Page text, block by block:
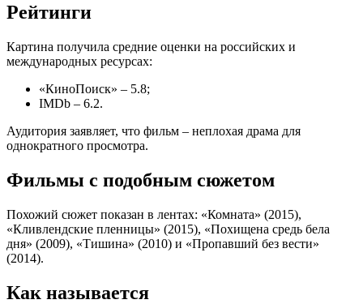
Рейтинги
Картина получила средние оценки на российских и
международных ресурсах:
«КиноПоиск» – 5.8;
IMDb – 6.2.
Аудитория заявляет, что фильм – неплохая драма для
однократного просмотра.
Фильмы с подобным сюжетом
Похожий сюжет показан в лентах: «Комната» (2015),
«Кливлендские пленницы» (2015), «Похищена средь бела
дня» (2009), «Тишина» (2010) и «Пропавший без вести»
(2014).
Как называется